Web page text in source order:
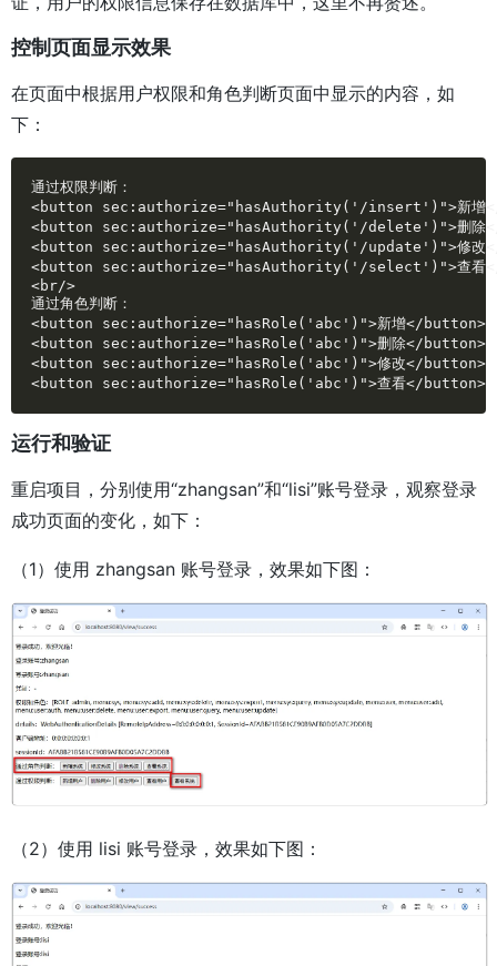
控制页面显示效果
在页面中根据用户权限和角色判断页面中显示的内容，如
下：
通过权限判断：
<button sec:authorize="hasAuthority('/insert')">新增
<button sec:authorize="hasAuthority('/delete')">删除
<button sec:authorize="hasAuthority('/update')">修改
<button sec:authorize="hasAuthority('/select')">查看
<br/>
通过角色判断：
<button sec:authorize="hasRole('abc')">新增</button>
<button sec:authorize="hasRole('abc')">删除</button>
<button sec:authorize="hasRole('abc')">修改</button>
<button sec:authorize="hasRole('abc')">查看</button>
运行和验证
重启项目，分别使用“zhangsan”和“lisi”账号登录，观察登录
成功页面的变化，如下：
（1）使用 zhangsan 账号登录，效果如下图：
（2）使用 lisi 账号登录，效果如下图：